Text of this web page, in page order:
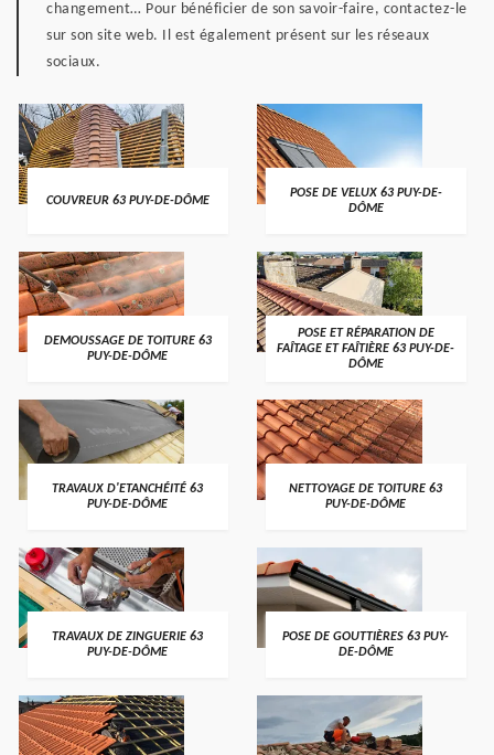
changement… Pour bénéficier de son savoir-faire, contactez-le
sur son site web. Il est également présent sur les réseaux
sociaux.
COUVREUR 63 PUY-DE-DÔME
POSE DE VELUX 63 PUY-DE-
DÔME
DEMOUSSAGE DE TOITURE 63
PUY-DE-DÔME
POSE ET RÉPARATION DE
FAÎTAGE ET FAÎTIÈRE 63 PUY-DE-
DÔME
TRAVAUX D'ETANCHÉITÉ 63
PUY-DE-DÔME
NETTOYAGE DE TOITURE 63
PUY-DE-DÔME
TRAVAUX DE ZINGUERIE 63
PUY-DE-DÔME
POSE DE GOUTTIÈRES 63 PUY-
DE-DÔME